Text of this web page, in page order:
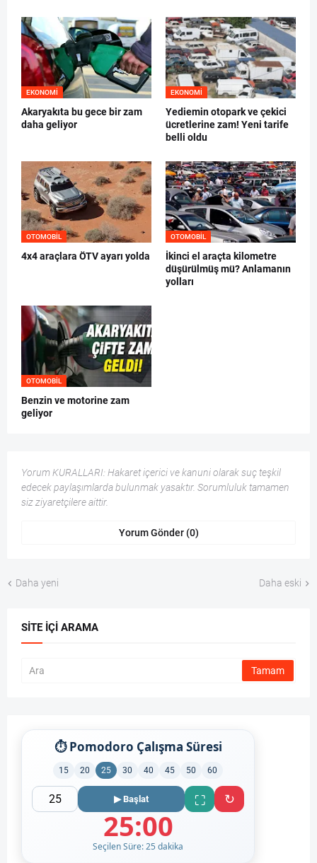
EKONOMI
Akaryakıta bu gece bir zam
daha geliyor
EKONOMI
Yediemin otopark ve çekici
ücretlerine zam! Yeni tarife
belli oldu
OTOMOBIL
4x4 araçlara ÖTV ayarı yolda
OTOMOBIL
İkinci el araçta kilometre
düşürülmüş mü? Anlamanın
yolları
OTOMOBIL
Benzin ve motorine zam
geliyor
Yorum KURALLARI: Hakaret içerici ve kanuni olarak suç teşkil
edecek paylaşımlarda bulunmak yasaktır. Sorumluluk tamamen
siz ziyaretçilere aittir.
Yorum Gönder (0)
Daha yeni Daha eski
SITE İÇI ARAMA
⏱ Pomodoro Çalışma Süresi
15 20 25 30 40 45 50 60
▶ Başlat ⛶ ↻
25:00
Seçilen Süre: 25 dakika